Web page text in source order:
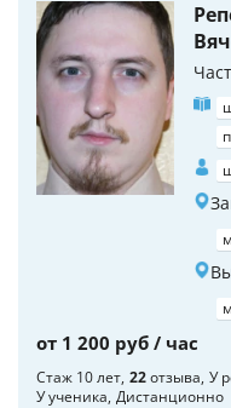
от 1 200 руб / час
Стаж 10 лет 22отзыва У
У ученика Дистанционно